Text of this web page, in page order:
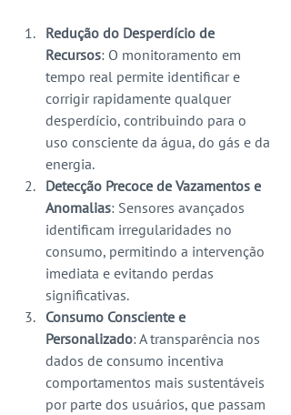
Redução do Desperdício de
Recursos: O monitoramento em
tempo real permite identificar e
corrigir rapidamente qualquer
desperdício, contribuindo para o
uso consciente da água, do gás e da
energia.
Detecção Precoce de Vazamentos e
Anomalias: Sensores avançados
identificam irregularidades no
consumo, permitindo a intervenção
imediata e evitando perdas
significativas.
Consumo Consciente e
Personalizado: A transparência nos
dados de consumo incentiva
comportamentos mais sustentáveis
por parte dos usuários, que passam